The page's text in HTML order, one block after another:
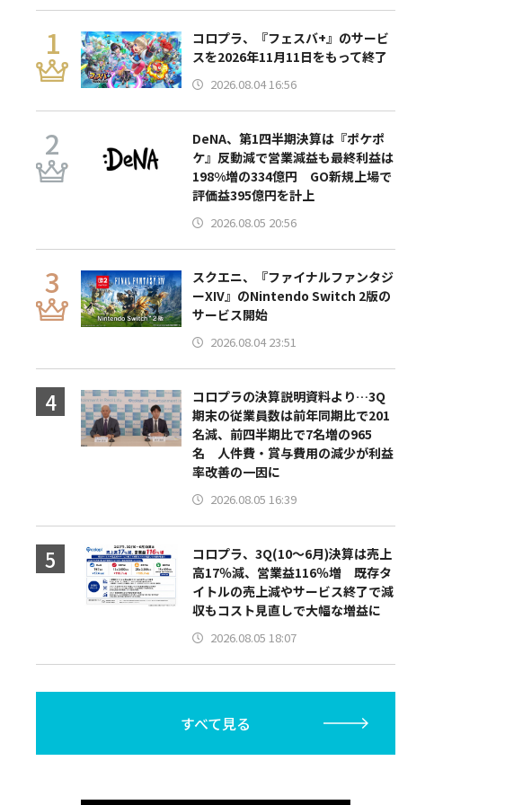
コロプラ、『フェスバ+』のサービ
スを2026年11月11日をもって終了
2026.08.04 16:56
DeNA、第1四半期決算は『ポケポ
ケ』反動減で営業減益も最終利益は
198%増の334億円 GO新規上場で
評価益395億円を計上
2026.08.05 20:56
スクエニ、『ファイナルファンタジ
ーXIV』のNintendo Switch 2版の
サービス開始
2026.08.04 23:51
コロプラの決算説明資料より…3Q
期末の従業員数は前年同期比で201
名減、前四半期比で7名増の965
名 人件費・賞与費用の減少が利益
率改善の一因に
2026.08.05 16:39
コロプラ、3Q(10～6月)決算は売上
高17％減、営業益116％増 既存タ
イトルの売上減やサービス終了で減
収もコスト見直しで大幅な増益に
2026.08.05 18:07
すべて見る